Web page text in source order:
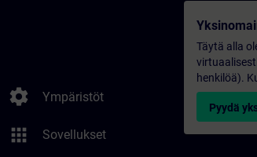
settings Ympäristöt
apps Sovellukset
Täytä alla
henkilöä).
Pyydä